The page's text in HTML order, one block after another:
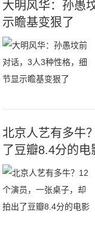
大明风华：孙愚
示瞻基变狠了
北京人艺有多牛
了豆瓣8.4分的电